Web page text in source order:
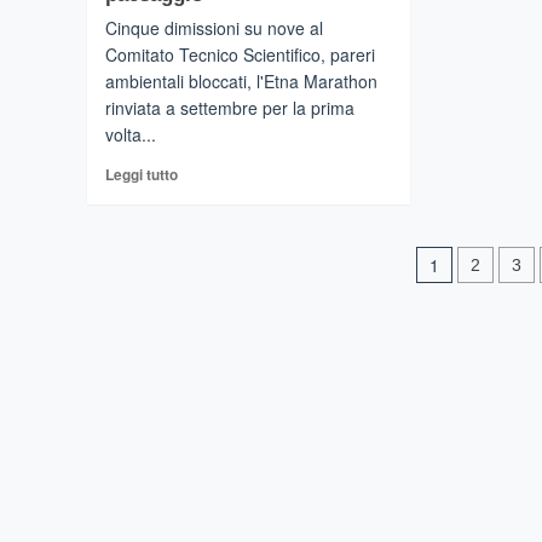
Cinque dimissioni su nove al
Comitato Tecnico Scientifico, pareri
ambientali bloccati, l'Etna Marathon
rinviata a settembre per la prima
volta...
Leggi tuttoLeggi
1 2 3